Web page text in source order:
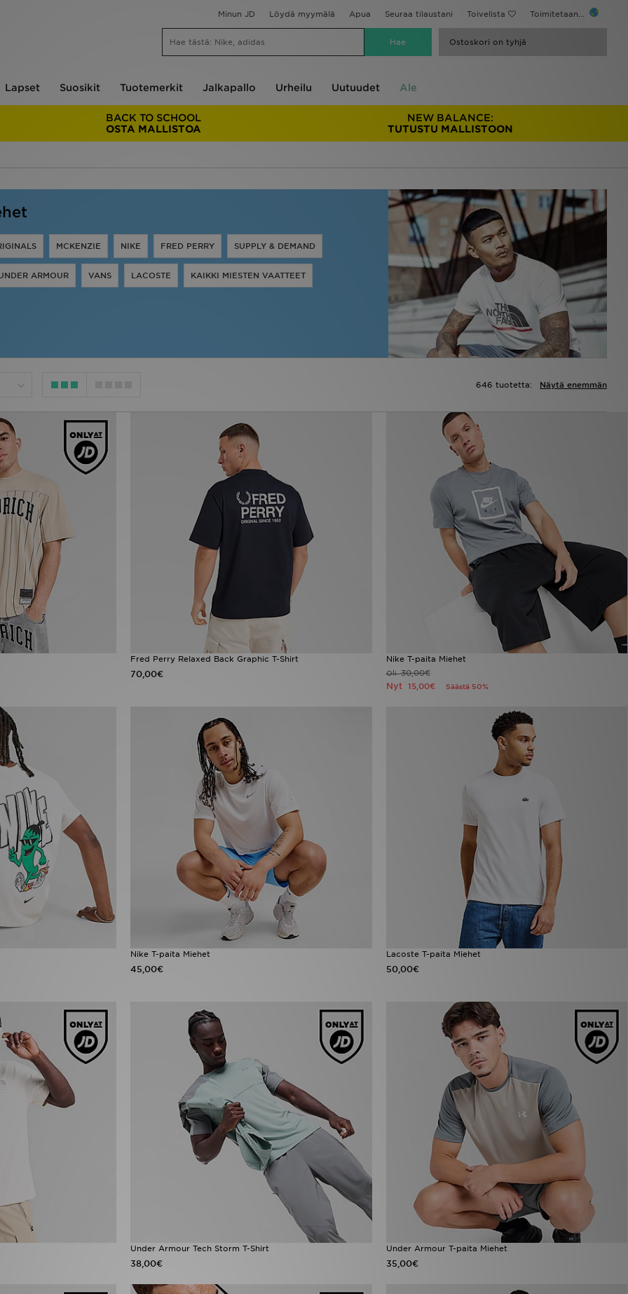
Minun JD Löydä myymälä Apua Seuraa tilaustani Toivelista Toimitetaan...
Ostoskori on tyhjä
Lapset Suosikit Tuotemerkit Jalkapallo Urheilu Uutuudet Ale
BACK TO SCHOOL
OSTA MALLISTOA
NEW BALANCE:
TUTUSTU MALLISTOON
MCKENZIE NIKE FRED PERRY SUPPLY & DEMAND
ARMOUR VANS LACOSTE KAIKKI MIESTEN VAATTEET
Näytä enemmän
646 tuotetta:
Fred Perry Relaxed Back Graphic T-Shirt
70,00€
Nike T-paita Miehet
Oli30,00€
Nyt 15,00€ Säästä 50%
Nike T-paita Miehet
45,00€
Lacoste T-paita Miehet
50,00€
Under Armour Tech Storm T-Shirt
38,00€
Under Armour T-paita Miehet
35,00€